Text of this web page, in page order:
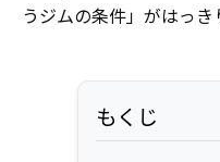
うジムの条件」がはっき
もくじ